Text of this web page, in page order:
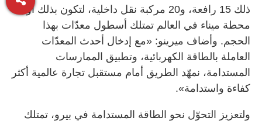
ذلك 15 رافعة، و20 مركبة نقل داخلية، لتكون بذلك أول
محطة ميناء في العالم تمتلك أسطول معدّات بهذا
الحجم. وأضاف ميرينو: «مع إدخال أحدث المعدّات
العاملة بالطاقة الكهربائية، وتطبيق الممارسات
المستدامة، نمهّد الطريق أمام مستقبل تجارة عالمية أكثر
كفاءة واستدامة».
ولتعزيز التحوّل نحو الطاقة المستدامة في بيرو، تمتلك